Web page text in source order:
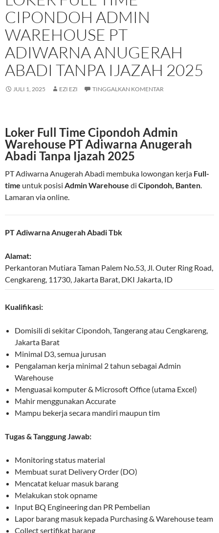
CIPONDOH ADMIN
WAREHOUSE PT
ADIWARNA ANUGERAH
ABADI TANPA IJAZAH 2025
JULI 1, 2025 EZI EZI TINGGALKAN KOMENTAR
Loker Full Time Cipondoh Admin
Warehouse PT Adiwarna Anugerah
Abadi Tanpa Ijazah 2025
PT Adiwarna Anugerah Abadi membuka lowongan kerja Full-
time untuk posisi Admin Warehouse di Cipondoh, Banten.
Lamaran via online.
PT Adiwarna Anugerah Abadi Tbk
Alamat:
Perkantoran Mutiara Taman Palem No.53, Jl. Outer Ring Road,
Cengkareng, 11730, Jakarta Barat, DKI Jakarta, ID
Kualifikasi:
Domisili di sekitar Cipondoh, Tangerang atau Cengkareng,
Jakarta Barat
Minimal D3, semua jurusan
Pengalaman kerja minimal 2 tahun sebagai Admin
Warehouse
Menguasai komputer & Microsoft Office (utama Excel)
Mahir menggunakan Accurate
Mampu bekerja secara mandiri maupun tim
Tugas & Tanggung Jawab:
Monitoring status material
Membuat surat Delivery Order (DO)
Mencatat keluar masuk barang
Melakukan stok opname
Input BQ Engineering dan PR Pembelian
Lapor barang masuk kepada Purchasing & Warehouse team
Collect sertifikat barang